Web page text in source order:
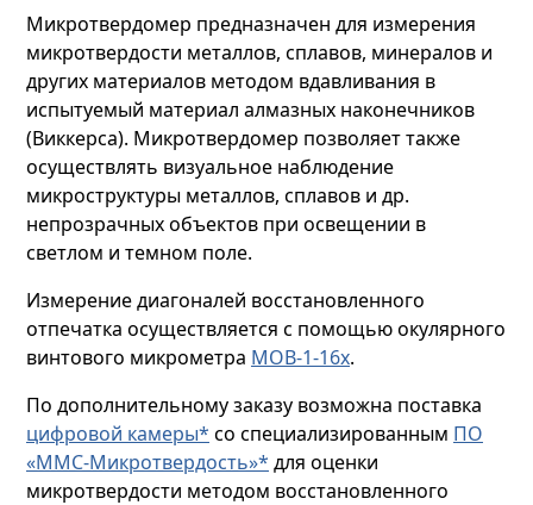
Микротвердомер предназначен для измерения
микротвердости металлов, сплавов, минералов и
других материалов методом вдавливания в
испытуемый материал алмазных наконечников
(Виккерса). Микротвердомер позволяет также
осуществлять визуальное наблюдение
микроструктуры металлов, сплавов и др.
непрозрачных объектов при освещении в
светлом и темном поле.
Измерение диагоналей восстановленного
отпечатка осуществляется с помощью окулярного
винтового микрометра МОВ-1-16х.
По дополнительному заказу возможна поставка
цифровой камеры* со специализированным ПО
«ММС-Микротвердость»* для оценки
микротвердости методом восстановленного